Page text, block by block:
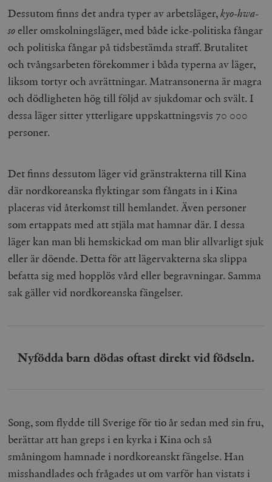
Dessutom finns det andra typer av arbetsläger,kyo-hwa-
soeller omskolningsläger, med både icke-politiska fångar
och politiska fångar på tidsbestämda straff. Brutalitet
och tvångsarbeten förekommer i båda typerna av läger,
liksom tortyr och avrättningar. Matransonerna är magra
och dödligheten hög till följd av sjukdomar och svält. I
dessa läger sitter ytterligare uppskattningsvis 70 000
personer.
Det finns dessutom läger vid gränstrakterna till Kina
där nordkoreanska flyktingar som fångats in i Kina
placeras vid återkomst till hemlandet. Även personer
som ertappats med att stjäla mat hamnar där. I dessa
läger kan man bli hemskickad om man blir allvarligt sjuk
eller är döende. Detta för att lägervakterna ska slippa
befatta sig med hopplös vård eller begravningar. Samma
sak gäller vid nordkoreanska fängelser.
Nyfödda barn dödas oftast direkt vid födseln.
Song, som flydde till Sverige för tio år sedan med sin fru,
berättar att han greps i en kyrka i Kina och så
småningom hamnade i nordkoreanskt fängelse. Han
misshandlades och frågades ut om varför han vistats i